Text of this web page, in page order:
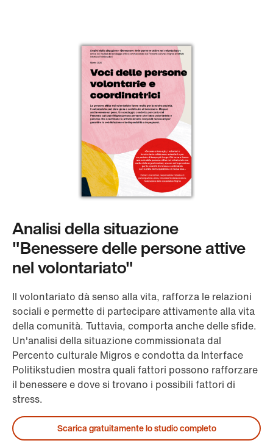
Analisi della situazione
"Benessere delle persone attive
nel volontariato"
Il volontariato dà senso alla vita, rafforza le relazioni
sociali e permette di partecipare attivamente alla vita
della comunità. Tuttavia, comporta anche delle sfide.
Un'analisi della situazione commissionata dal
Percento culturale Migros e condotta da Interface
Politikstudien mostra quali fattori possono rafforzare
il benessere e dove si trovano i possibili fattori di
stress.
Scarica gratuitamente lo studio completo